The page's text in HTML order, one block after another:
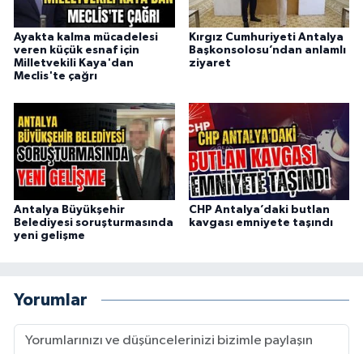
Ayakta kalma mücadelesi
veren küçük esnaf için
Milletvekili Kaya'dan
Meclis'te çağrı
Kırgız Cumhuriyeti Antalya
Başkonsolosu’ndan anlamlı
ziyaret
Antalya Büyükşehir
Belediyesi soruşturmasında
yeni gelişme
CHP Antalya’daki butlan
kavgası emniyete taşındı
Yorumlar